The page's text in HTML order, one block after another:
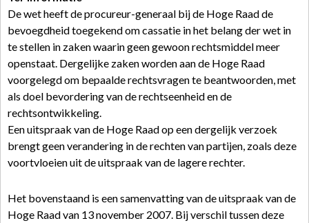
De wet heeft de procureur-generaal bij de Hoge Raad de
bevoegdheid toegekend om cassatie in het belang der wet in
te stellen in zaken waarin geen gewoon rechtsmiddel meer
openstaat. Dergelijke zaken worden aan de Hoge Raad
voorgelegd om bepaalde rechtsvragen te beantwoorden, met
als doel bevordering van de rechtseenheid en de
rechtsontwikkeling.
Een uitspraak van de Hoge Raad op een dergelijk verzoek
brengt geen verandering in de rechten van partijen, zoals deze
voortvloeien uit de uitspraak van de lagere rechter.
Het bovenstaand is een samenvatting van de uitspraak van de
Hoge Raad van 13 november 2007. Bij verschil tussen deze